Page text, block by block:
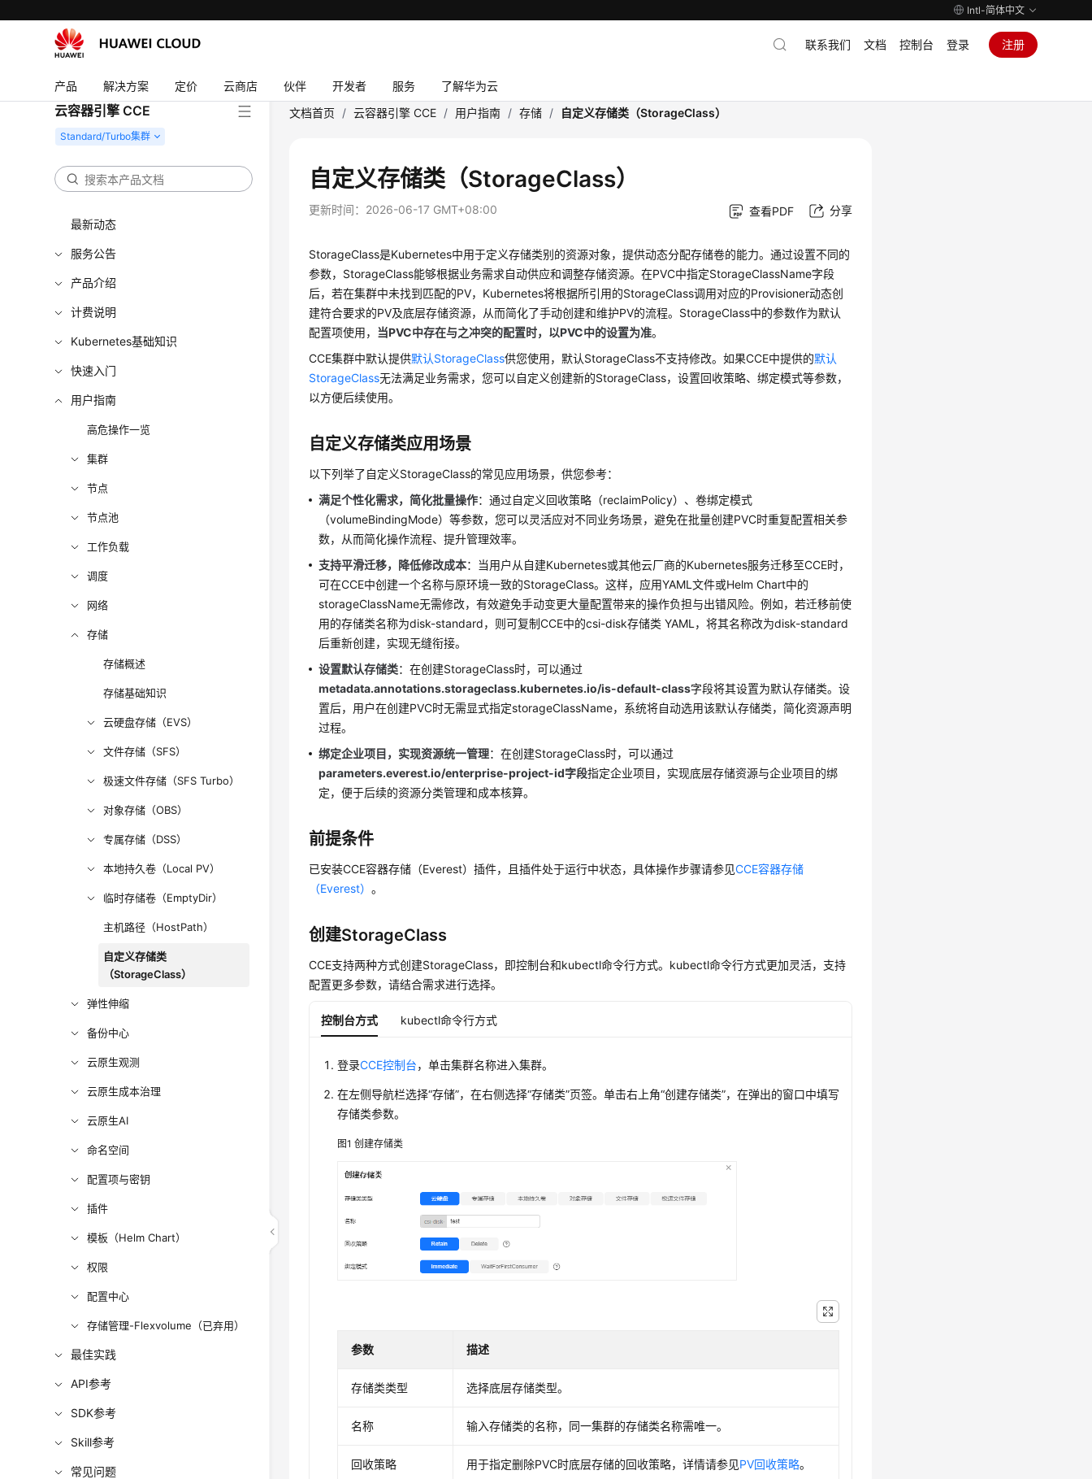
Intl-简体中文
产品 解决方案 定价 云商店 伙伴 开发者 服务 了解华为云
联系我们 文档 控制台 登录 注册
云容器引擎 CCE
最新动态
服务公告
产品介绍
计费说明
Kubernetes基础知识
快速入门
用户指南
高危操作一览
集群
节点
节点池
工作负载
调度
网络
存储
存储概述
存储基础知识
云硬盘存储（EVS）
文件存储（SFS）
极速文件存储（SFS Turbo）
对象存储（OBS）
专属存储（DSS）
本地持久卷（Local PV）
临时存储卷（EmptyDir）
主机路径（HostPath）
自定义存储类
（StorageClass）
弹性伸缩
备份中心
云原生观测
云原生成本治理
云原生AI
命名空间
配置项与密钥
插件
模板（Helm Chart）
权限
配置中心
存储管理-Flexvolume（已弃用）
最佳实践
API参考
SDK参考
Skill参考
常见问题
文档首页 / 云容器引擎 CCE / 用户指南 / 存储 / 自定义存储类（StorageClass）
自定义存储类（StorageClass）
更新时间： 2026-06-17 GMT+08:00 查看PDF 分享
StorageClass是Kubernetes中用于定义存储类别的资源对象，提供动态分配存储卷的能力。通过设置不同的
参数，StorageClass能够根据业务需求自动供应和调整存储资源。在PVC中指定StorageClassName字段
后，若在集群中未找到匹配的PV，Kubernetes将根据所引用的StorageClass调用对应的Provisioner动态创
建符合要求的PV及底层存储资源，从而简化了手动创建和维护PV的流程。StorageClass中的参数作为默认
配置项使用， 当PVC中存在与之冲突的配置时，以PVC中的设置为准。
CCE集群中默认提供默认StorageClass供您使用，默认StorageClass不支持修改。如果CCE中提供的默认
StorageClass无法满足业务需求，您可以自定义创建新的StorageClass，设置回收策略、绑定模式等参数，
以方便后续使用。
自定义存储类应用场景
以下列举了自定义StorageClass的常见应用场景，供您参考：
满足个性化需求，简化批量操作：通过自定义回收策略（reclaimPolicy）、卷绑定模式
（volumeBindingMode）等参数，您可以灵活应对不同业务场景，避免在批量创建PVC时重复配置相关参
数，从而简化操作流程、提升管理效率。
支持平滑迁移，降低修改成本：当用户从自建Kubernetes或其他云厂商的Kubernetes服务迁移至CCE时，
可在CCE中创建一个名称与原环境一致的StorageClass。这样，应用YAML文件或Helm Chart中的
storageClassName无需修改，有效避免手动变更大量配置带来的操作负担与出错风险。例如，若迁移前使
用的存储类名称为disk-standard，则可复制CCE中的csi-disk存储类 YAML，将其名称改为disk-standard
后重新创建，实现无缝衔接。
设置默认存储类：在创建StorageClass时，可以通过
metadata.annotations.storageclass.kubernetes.io/is-default-class字段将其设置为默认存储类。设
置后，用户在创建PVC时无需显式指定storageClassName，系统将自动选用该默认存储类，简化资源声明
过程。
绑定企业项目，实现资源统一管理：在创建StorageClass时，可以通过
parameters.everest.io/enterprise-project-id字段指定企业项目，实现底层存储资源与企业项目的绑
定，便于后续的资源分类管理和成本核算。
前提条件
已安装CCE容器存储（Everest）插件，且插件处于运行中状态，具体操作步骤请参见CCE容器存储
（Everest）。
创建StorageClass
CCE支持两种方式创建StorageClass，即控制台和kubectl命令行方式。kubectl命令行方式更加灵活，支持
配置更多参数，请结合需求进行选择。
控制台方式 kubectl命令行方式
登录CCE控制台，单击集群名称进入集群。
在左侧导航栏选择“存储”，在右侧选择“存储类”页签。单击右上角“创建存储类”，在弹出的窗口中填写
存储类参数。
图1创建存储类
参数 描述
存储类类型 选择底层存储类型。
名称 输入存储类的名称，同一集群的存储类名称需唯一。
回收策略 用于指定删除PVC时底层存储的回收策略，详情请参见PV回收策略。